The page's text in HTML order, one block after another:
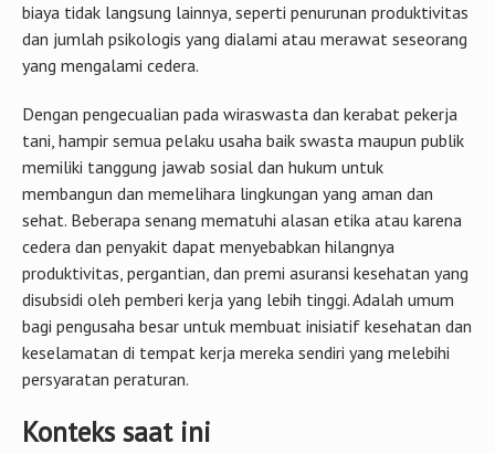
biaya tidak langsung lainnya, seperti penurunan produktivitas
dan jumlah psikologis yang dialami atau merawat seseorang
yang mengalami cedera.
Dengan pengecualian pada wiraswasta dan kerabat pekerja
tani, hampir semua pelaku usaha baik swasta maupun publik
memiliki tanggung jawab sosial dan hukum untuk
membangun dan memelihara lingkungan yang aman dan
sehat. Beberapa senang mematuhi alasan etika atau karena
cedera dan penyakit dapat menyebabkan hilangnya
produktivitas, pergantian, dan premi asuransi kesehatan yang
disubsidi oleh pemberi kerja yang lebih tinggi. Adalah umum
bagi pengusaha besar untuk membuat inisiatif kesehatan dan
keselamatan di tempat kerja mereka sendiri yang melebihi
persyaratan peraturan.
Konteks saat ini